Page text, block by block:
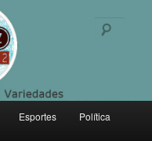
Esportes Política